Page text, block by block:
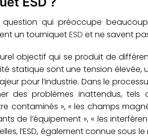
question qui préoccupe
un tourniquetESD et ne savent
objectif qui se produit de
statique sont une tension
pour l’industrie. Dans le
des problèmes inattendus,
contaminés », « les champs
de l’équipement », « les
l’ESD, également connue sous